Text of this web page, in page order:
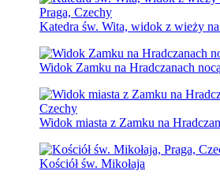
Katedra św. Wita, widok z wieży
Widok Zamku na Hradczanach nocą
Widok miasta z Zamku na
Kościół św. Mikołaja